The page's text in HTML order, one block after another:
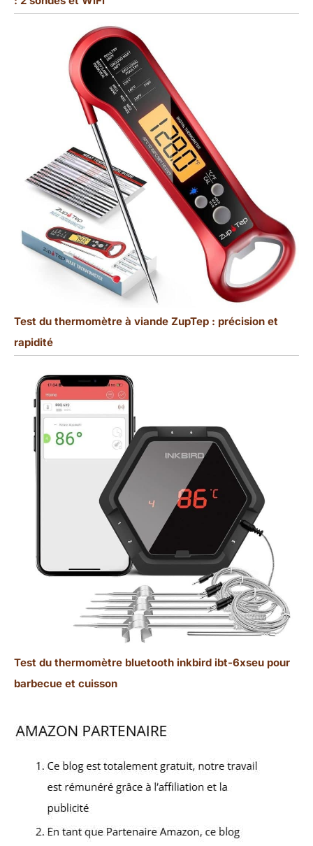
Test du thermomètre à viande ZupTep : précision et
rapidité
Test du thermomètre bluetooth inkbird ibt-6xseu pour
barbecue et cuisson